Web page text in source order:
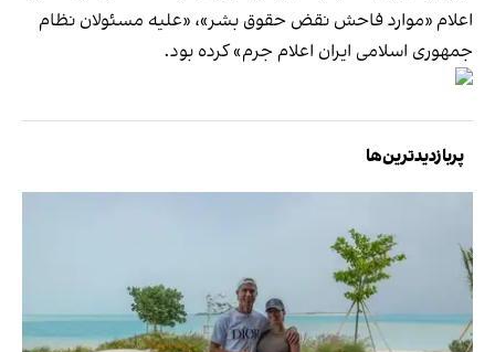
اعلام «موارد فاحش نقض حقوق بشر»، «علیه مسئولان نظام
جمهوری اسلامی ایران اعلام جرم» کرده بود.
پربازدیدترین‌ها